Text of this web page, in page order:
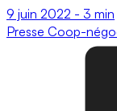
9 juin 2022 - 3 min
Presse Coop-